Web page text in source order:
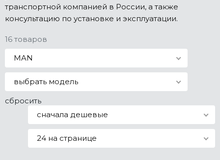
транспортной компанией в России, а также
консультацию по установке и эксплуатации.
16 товаров
MAN
выбрать модель
сбросить
сначала дешевые
24 на странице